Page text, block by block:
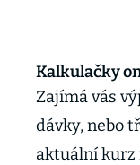
Kalkulačky
Zajímá vás
dávky, nebo
aktuální kurz